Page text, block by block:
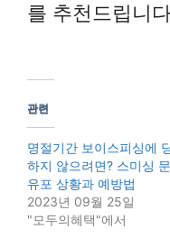
를 추천드립니
관련
명절기간 보이스피싱에
하지 않으려면? 스미싱
유포 상황과 예방법
2023년 09월 25일
"모두의혜택"에서